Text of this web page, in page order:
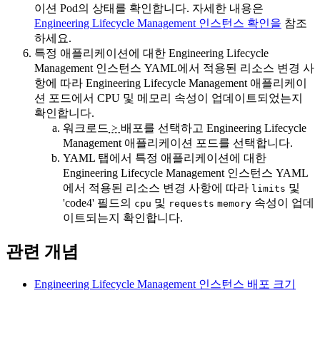
이션 Pod의 상태를 확인합니다. 자세한 내용은
Engineering Lifecycle Management 인스턴스 확인을 참조
하세요.
특정 애플리케이션에 대한 Engineering Lifecycle
Management 인스턴스 YAML에서 적용된 리소스 변경 사
항에 따라 Engineering Lifecycle Management 애플리케이
션 포드에서 CPU 및 메모리 속성이 업데이트되었는지
확인합니다.
워크로드 > 배포를 선택하고 Engineering Lifecycle
Management 애플리케이션 포드를 선택합니다.
YAML 탭에서 특정 애플리케이션에 대한
Engineering Lifecycle Management 인스턴스 YAML
에서 적용된 리소스 변경 사항에 따라 limits 및
'code4' 필드의 cpu 및 requests memory 속성이 업데
이트되는지 확인합니다.
관련 개념
Engineering Lifecycle Management 인스턴스 배포 크기